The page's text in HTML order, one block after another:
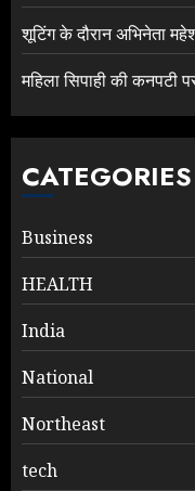
शूटिंग के दौरान अभिनेता
महिला सिपाही की कनपटी
CATEGORIES
Business
HEALTH
India
National
Northeast
tech